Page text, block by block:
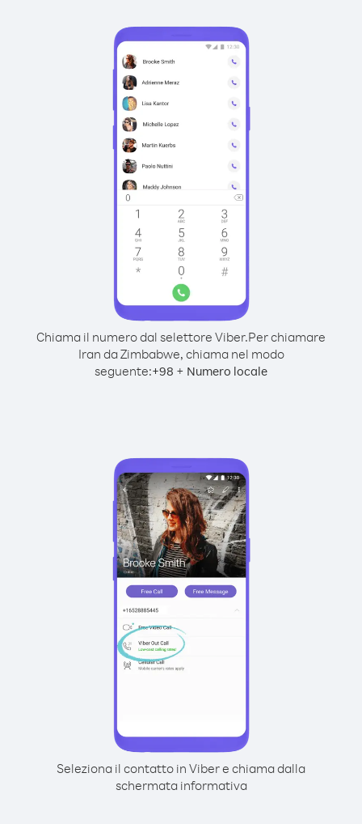
Chiama il numero dal selettore Viber.Per chiamare
Iran da Zimbabwe, chiama nel modo
seguente:+98 + Numero locale
Seleziona il contatto in Viber e chiama dalla
schermata informativa